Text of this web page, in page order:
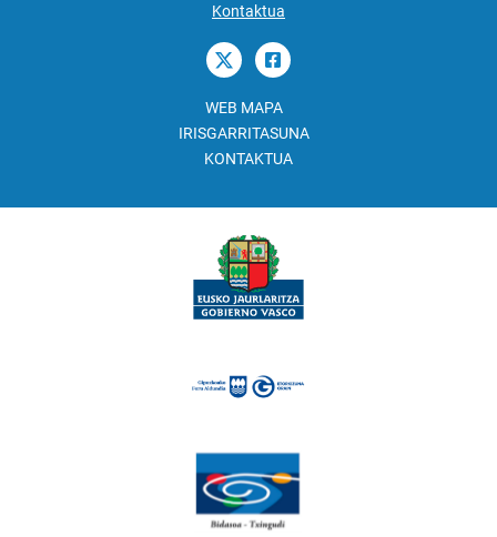
Kontaktua
WEB MAPA
IRISGARRITASUNA
KONTAKTUA